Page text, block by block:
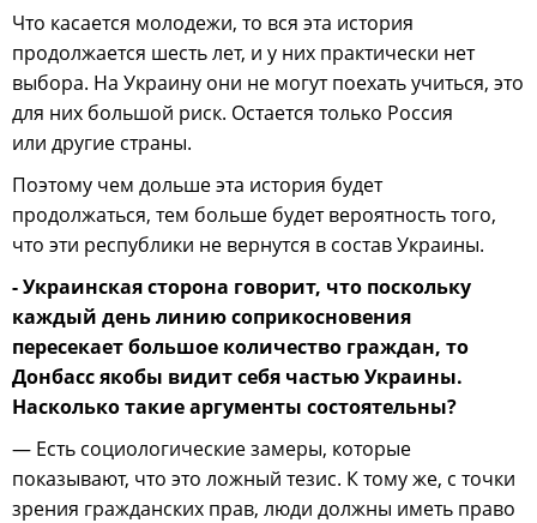
Что касается молодежи, то вся эта история
продолжается шесть лет, и у них практически нет
выбора. На Украину они не могут поехать учиться, это
для них большой риск. Остается только Россия
или другие страны.
Поэтому чем дольше эта история будет
продолжаться, тем больше будет вероятность того,
что эти республики не вернутся в состав Украины.
- Украинская сторона говорит, что поскольку
каждый день линию соприкосновения
пересекает большое количество граждан, то
Донбасс якобы видит себя частью Украины.
Насколько такие аргументы состоятельны?
— Есть социологические замеры, которые
показывают, что это ложный тезис. К тому же, с точки
зрения гражданских прав, люди должны иметь право